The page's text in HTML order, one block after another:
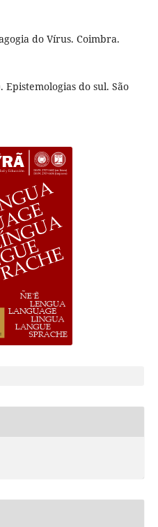
do Vírus. Coimbra.
Epistemologias do sul. São